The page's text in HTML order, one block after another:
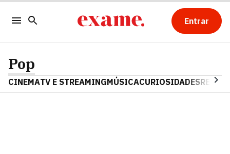
Entrar
Pop
CINEMATV E STREAMINGMÚSICACURIOSIDADES